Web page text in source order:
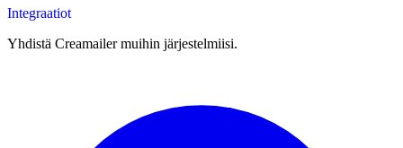
Integraatiot
Yhdistä Creamailer muihin järjestelmiisi.